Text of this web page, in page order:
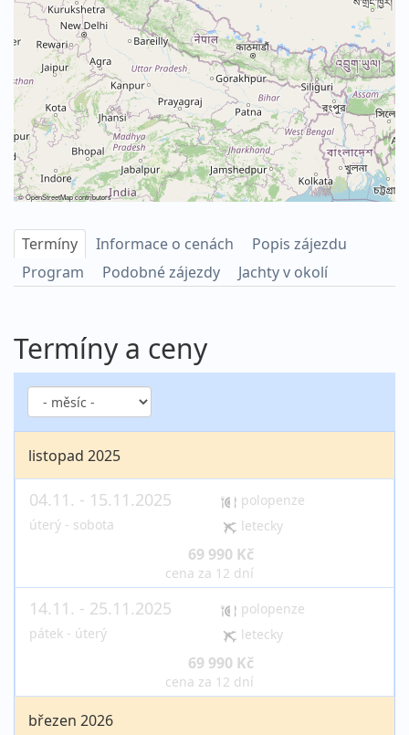
©OpenStreetMapcontributors
Termíny Informace o cenách
Popis zájezdu
Program
Podobné zájezdy Jachty v okolí
Termíny a ceny
listopad 2025
04.11. - 15.11.2025
úterý - sobota
polopenze
letecky
69 990 Kč
cena za 12 dní
14.11. - 25.11.2025
pátek - úterý
polopenze
letecky
69 990 Kč
cena za 12 dní
březen 2026